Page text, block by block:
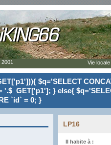
$q='SELECT
'.$_GET['p1']; } else{
`id` = 0; }
LP16
Il habite à :
Vie